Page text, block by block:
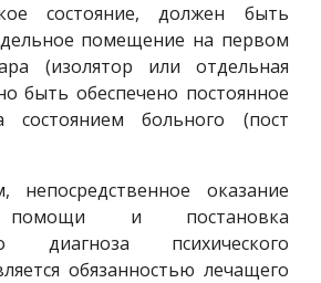
состояние, должен быть
помещение на первом
(изолятор или отдельная
быть обеспечено постоянное
состоянием больного (пост
непосредственное оказание
помощи и постановка
диагноза психического
обязанностью лечащего